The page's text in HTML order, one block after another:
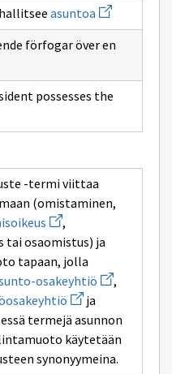
asuntoa Avaa
uuden
ikkunan
sivulle
förfogar över en
possesses the
-termi viittaa
(omistaminen,
Avaa
uuden
ikkunan
sivulle
asumisoikeus
,
tai osaomistus) ja
tapaan, jolla
osakeyhtiö Avaa
uuden
sivulle
asunto-
osakeyhtiö
,
Avaa
uuden
ikkunan
sivulle
keskinäinen
ja
termejä asunnon
käytetään
synonyymeina.